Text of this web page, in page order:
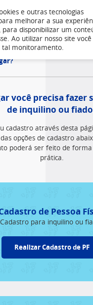
você precisa fazer
de inquilino ou
cadastro através desta
opções de cadastro
poderá ser feito de
prática.
de Pessoa
Cadastro para inquilino ou
Realizar Cadastro de PF
e outras tecnologias
melhorar a sua
para disponibilizar um
Ao utilizar nosso site você
tal monitoramento.